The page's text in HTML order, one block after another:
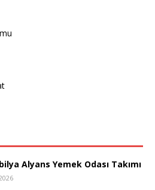
Alyans Yemek Odası Takımı